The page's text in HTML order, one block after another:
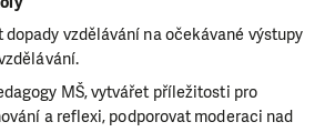
dopady vzdělávání naočekávané výstupy
MŠ, vytvářet příležitosti pro
a reflexi, podporovat moderaci nad